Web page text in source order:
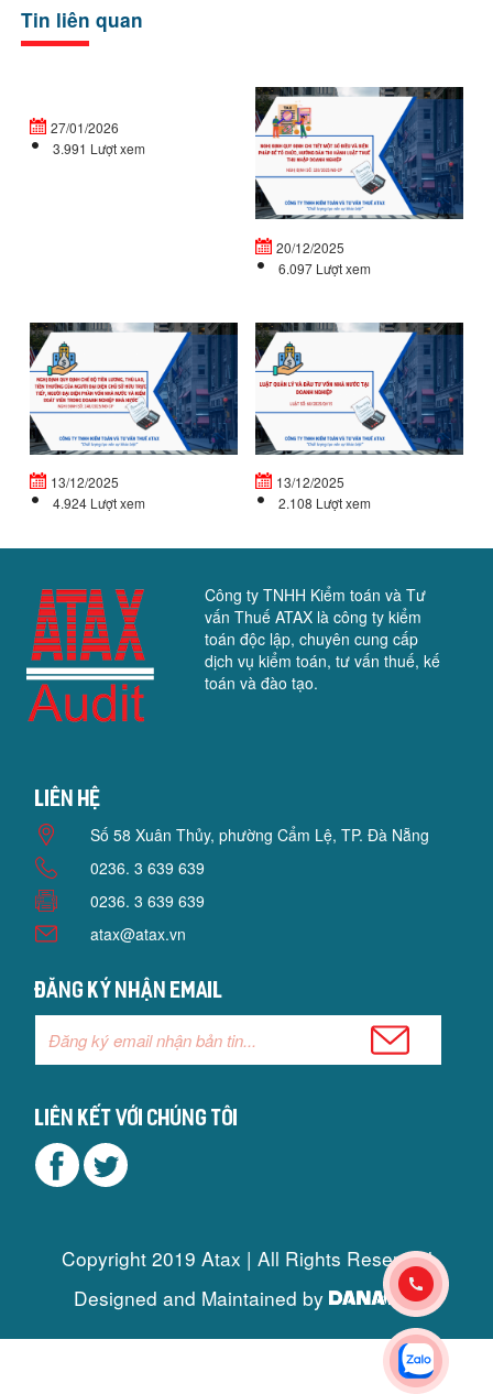
Tin liên quan
Doanh
nghiệp
mới
thành
lập
vào
27/01/2026
3.991 Lượt xem
20/12/2025
6.097 Lượt xem
NGHỊ
ĐỊNH
QUY
CHẾ
ĐỘ
13/12/2025
4.924 Lượt xem
13/12/2025
2.108 Lượt xem
Công ty TNHH Kiểm toán và Tư
vấn Thuế ATAX là công ty kiểm
toán độc lập, chuyên cung cấp
dịch vụ kiểm toán, tư vấn thuế, kế
toán và đào tạo.
Liên hệ
Số 58 Xuân Thủy, phường Cẩm Lệ, TP. Đà Nẵng
0236. 3 639 639
0236. 3 639 639
atax@atax.vn
Đăng ký nhận email
Liên kết với chúng tôi
Copyright 2019 Atax | All Rights Reserved
Designed and Maintained by